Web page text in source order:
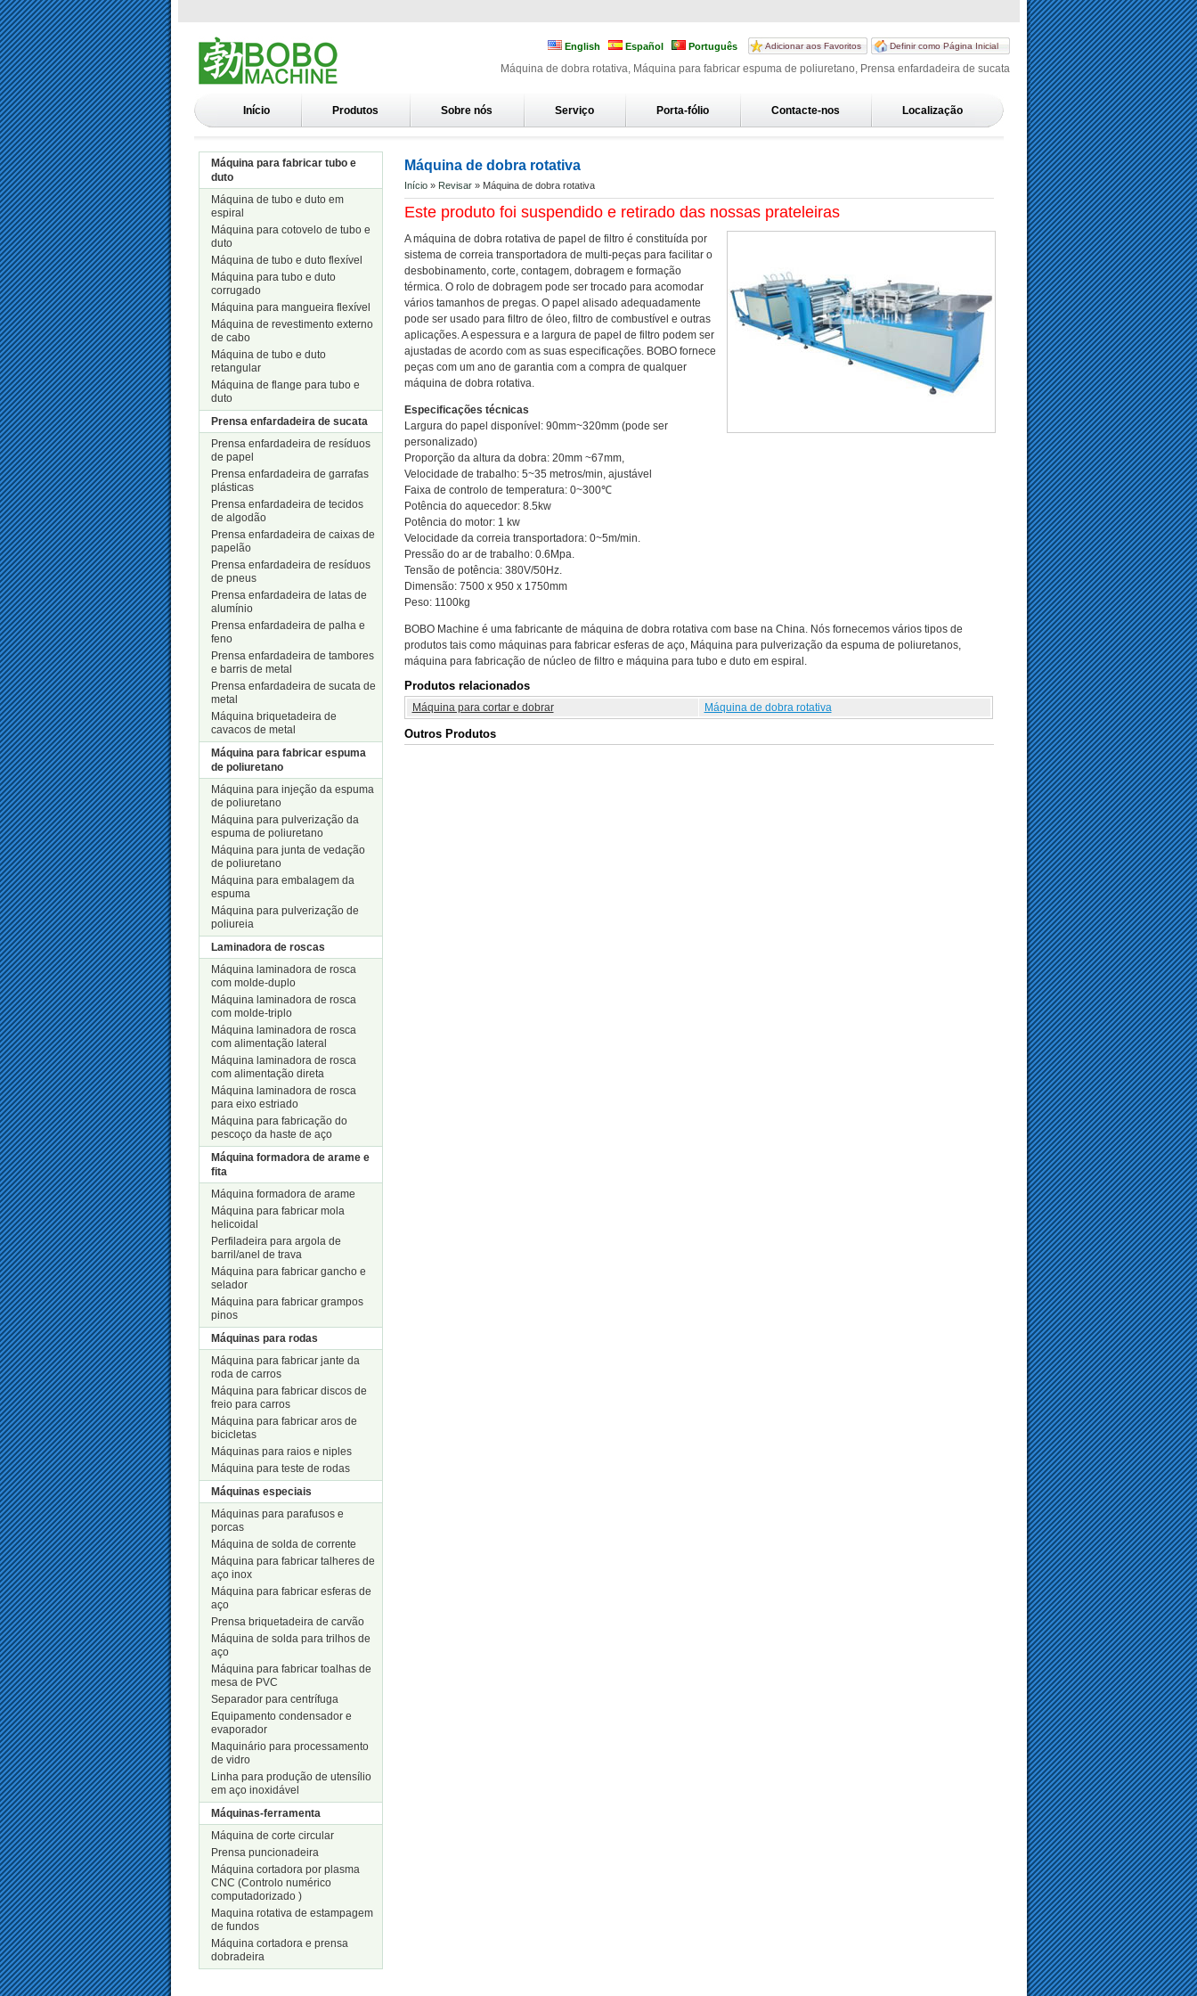
Definir como Página Inicial
Adicionar aos Favoritos
English Español Português
Máquina de dobra rotativa, Máquina para fabricar espuma de poliuretano, Prensa enfardadeira de sucata
Início Produtos Sobre nós Serviço Porta-fólio Contacte-nos Localização
Máquina para fabricar tubo e
duto
Máquina de tubo e duto em
espiral
Máquina para cotovelo de tubo e
duto
Máquina de tubo e duto flexível
Máquina para tubo e duto
corrugado
Máquina para mangueira flexível
Máquina de revestimento externo
de cabo
Máquina de tubo e duto
retangular
Máquina de flange para tubo e
duto
Prensa enfardadeira de sucata
Prensa enfardadeira de resíduos
de papel
Prensa enfardadeira de garrafas
plásticas
Prensa enfardadeira de tecidos
de algodão
Prensa enfardadeira de caixas de
papelão
Prensa enfardadeira de resíduos
de pneus
Prensa enfardadeira de latas de
alumínio
Prensa enfardadeira de palha e
feno
Prensa enfardadeira de tambores
e barris de metal
Prensa enfardadeira de sucata de
metal
Máquina briquetadeira de
cavacos de metal
Máquina para fabricar espuma
de poliuretano
Máquina para injeção da espuma
de poliuretano
Máquina para pulverização da
espuma de poliuretano
Máquina para junta de vedação
de poliuretano
Máquina para embalagem da
espuma
Máquina para pulverização de
poliureia
Laminadora de roscas
Máquina laminadora de rosca
com molde-duplo
Máquina laminadora de rosca
com molde-triplo
Máquina laminadora de rosca
com alimentação lateral
Máquina laminadora de rosca
com alimentação direta
Máquina laminadora de rosca
para eixo estriado
Máquina para fabricação do
pescoço da haste de aço
Máquina formadora de arame e
fita
Máquina formadora de arame
Máquina para fabricar mola
helicoidal
Perfiladeira para argola de
barril/anel de trava
Máquina para fabricar gancho e
selador
Máquina para fabricar grampos
pinos
Máquinas para rodas
Máquina para fabricar jante da
roda de carros
Máquina para fabricar discos de
freio para carros
Máquina para fabricar aros de
bicicletas
Máquinas para raios e niples
Máquina para teste de rodas
Máquinas especiais
Máquinas para parafusos e
porcas
Máquina de solda de corrente
Máquina para fabricar talheres de
aço inox
Máquina para fabricar esferas de
aço
Prensa briquetadeira de carvão
Máquina de solda para trilhos de
aço
Máquina para fabricar toalhas de
mesa de PVC
Separador para centrífuga
Equipamento condensador e
evaporador
Maquinário para processamento
de vidro
Linha para produção de utensílio
em aço inoxidável
Máquinas-ferramenta
Máquina de corte circular
Prensa puncionadeira
Máquina cortadora por plasma
CNC (Controlo numérico
computadorizado )
Maquina rotativa de estampagem
de fundos
Máquina cortadora e prensa
dobradeira
Máquina de dobra rotativa
Início» Revisar» Máquina de dobra rotativa
Este produto foi suspendido e retirado das nossas prateleiras
A máquina de dobra rotativa de papel de filtro é constituída por
sistema de correia transportadora de multi-peças para facilitar o
desbobinamento, corte, contagem, dobragem e formação
térmica. O rolo de dobragem pode ser trocado para acomodar
vários tamanhos de pregas. O papel alisado adequadamente
pode ser usado para filtro de óleo, filtro de combustível e outras
aplicações. A espessura e a largura de papel de filtro podem ser
ajustadas de acordo com as suas especificações. BOBO fornece
peças com um ano de garantia com a compra de qualquer
máquina de dobra rotativa.
Especificações técnicas
Largura do papel disponível: 90mm~320mm (pode ser
personalizado)
Proporção da altura da dobra: 20mm ~67mm,
Velocidade de trabalho: 5~35 metros/min, ajustável
Faixa de controlo de temperatura: 0~300℃
Potência do aquecedor: 8.5kw
Potência do motor: 1 kw
Velocidade da correia transportadora: 0~5m/min.
Pressão do ar de trabalho: 0.6Mpa.
Tensão de potência: 380V/50Hz.
Dimensão: 7500 x 950 x 1750mm
Peso: 1100kg
BOBO Machine é uma fabricante de máquina de dobra rotativa com base na China. Nós fornecemos vários tipos de
produtos tais como máquinas para fabricar esferas de aço, Máquina para pulverização da espuma de poliuretanos,
máquina para fabricação de núcleo de filtro e máquina para tubo e duto em espiral.
Produtos relacionados
Máquina para cortar e dobrar Máquina de dobra rotativa
Outros Produtos